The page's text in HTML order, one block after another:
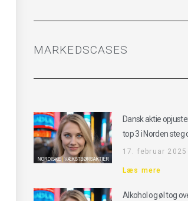
MARKEDSCASES
Dansk aktie
top 3 i Norden steg
17. februar 2025
Læs mere
Alkohol og øl tog